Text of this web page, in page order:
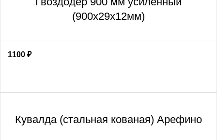
(900х29х12мм)
1100 ₽
Кувалда (стальная кованая) Арефино